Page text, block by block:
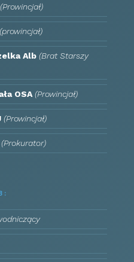
(Prowincjał)
(prowincjał)
Alb (Brat Starszy
OSA (Prowincjał)
(Prowincjał)
(Prokurator)